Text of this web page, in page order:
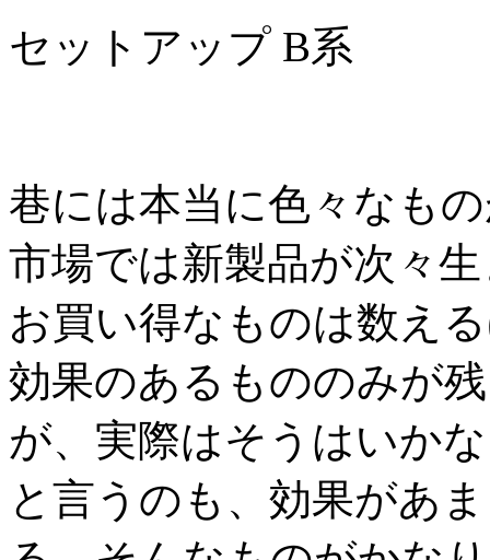
セットアップ B系
巷には本当に色々なも
市場では新製品が次々
お買い得なものは数え
効果のあるもののみが
が、実際はそうはいか
と言うのも、効果があ